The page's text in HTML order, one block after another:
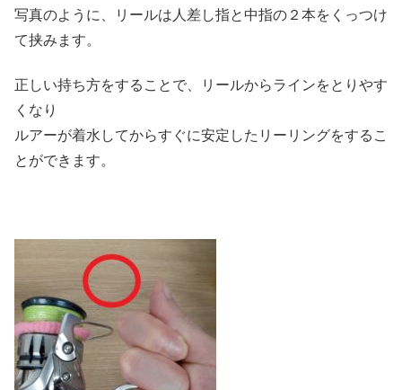
写真のように、リールは人差し指と中指の２本をくっつけ
て挟みます。
正しい持ち方をすることで、リールからラインをとりやす
くなり
ルアーが着水してからすぐに安定したリーリングをするこ
とができます。